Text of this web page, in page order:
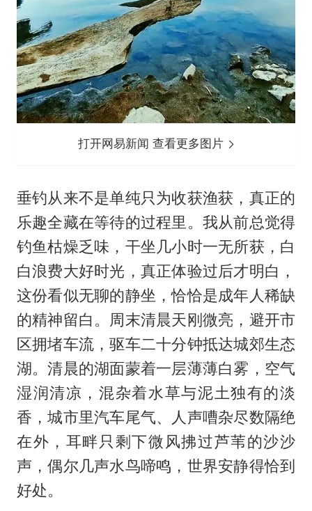
打开网易新闻 查看更多图片
垂钓从来不是单纯只为收获渔获，真正的
乐趣全藏在等待的过程里。我从前总觉得
钓鱼枯燥乏味，干坐几小时一无所获，白
白浪费大好时光，真正体验过后才明白，
这份看似无聊的静坐，恰恰是成年人稀缺
的精神留白。周末清晨天刚微亮，避开市
区拥堵车流，驱车二十分钟抵达城郊生态
湖。清晨的湖面蒙着一层薄薄白雾，空气
湿润清凉，混杂着水草与泥土独有的淡
香，城市里汽车尾气、人声嘈杂尽数隔绝
在外，耳畔只剩下微风拂过芦苇的沙沙
声，偶尔几声水鸟啼鸣，世界安静得恰到
好处。